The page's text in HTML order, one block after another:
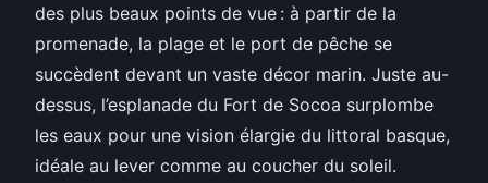
des plus beaux points de vue : à partir de la
promenade, la plage et le port de pêche se
succèdent devant un vaste décor marin. Juste au-
dessus, l’esplanade du Fort de Socoa surplombe
les eaux pour une vision élargie du littoral basque,
idéale au lever comme au coucher du soleil.